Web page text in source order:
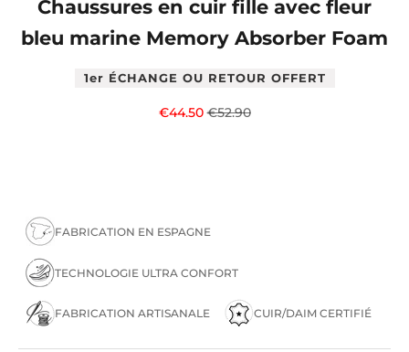
Chaussures en cuir fille avec fleur
bleu marine Memory Absorber Foam
1er ÉCHANGE OU RETOUR OFFERT
Prix de vente
€44.50Prix normal
€52.90
FABRICATION EN ESPAGNE
TECHNOLOGIE ULTRA CONFORT
FABRICATION ARTISANALE CUIR/DAIM CERTIFIÉ